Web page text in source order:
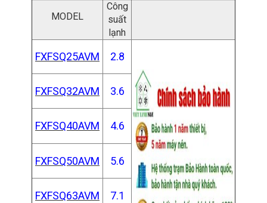
MODEL
Công
suất
lạnh
FXFSQ25AVM 2.8
FXFSQ32AVM 3.6
FXFSQ40AVM 4.6
FXFSQ50AVM 5.6
FXFSQ63AVM 7.1